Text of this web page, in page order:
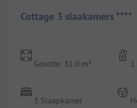
Cottage 3 slaakamers ****
Grootte: 31.0 m²
3 Slaapkamer
1